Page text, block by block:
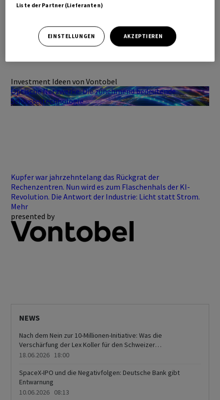
Investment Ideen von Vontobel
Optische Netzwerke: Die zunehmend bedeutende
Schlüsseltechnologie
Kupfer war jahrzehntelang das Rückgrat der
Rechenzentren. Nun wird es zum Flaschenhals der KI-
Revolution. Die Antwort der Industrie: Licht statt Strom.
Mehr
presented by
NEWS
Nach dem Nein zur 10-Millionen-Initiative: Was die
Verschärfung der Lex Koller für den Schweizer
Immobilienmarkt bedeutet
18.06.2026 18:00
SpaceX-IPO und die Negativfolgen: Deutsche Bank gibt
Entwarnung
10.06.2026 08:13
Liste der Partner (Lieferanten)
EINSTELLUNGEN AKZEPTIEREN